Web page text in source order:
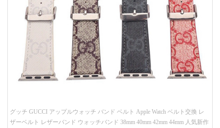
グッチ GUCCI アップルウォッチ バンド ベルト Apple Watch ベルト交換 レ
ザーベルト レザーバンド ウォッチバンド 38mm 40mm 42mm 44mm 人気新作